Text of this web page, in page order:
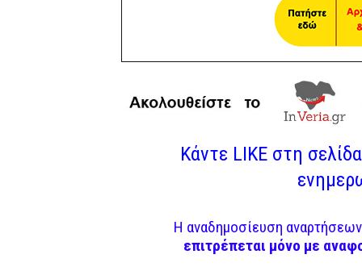
Κάντε LIKE στη
Η αναδημοσίευση
επιτρέπεται μόνο με